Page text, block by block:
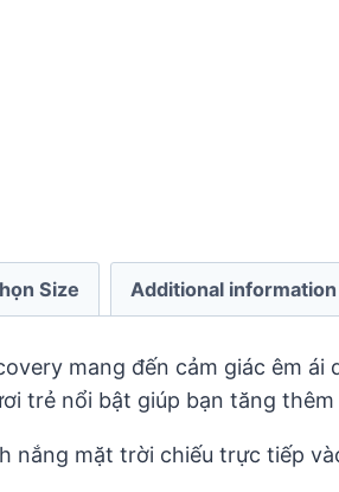
Size Additional information
mang đến cảm giác êm
trẻ nổi bật giúp bạn tăng
nắng mặt trời chiếu trực tiếp